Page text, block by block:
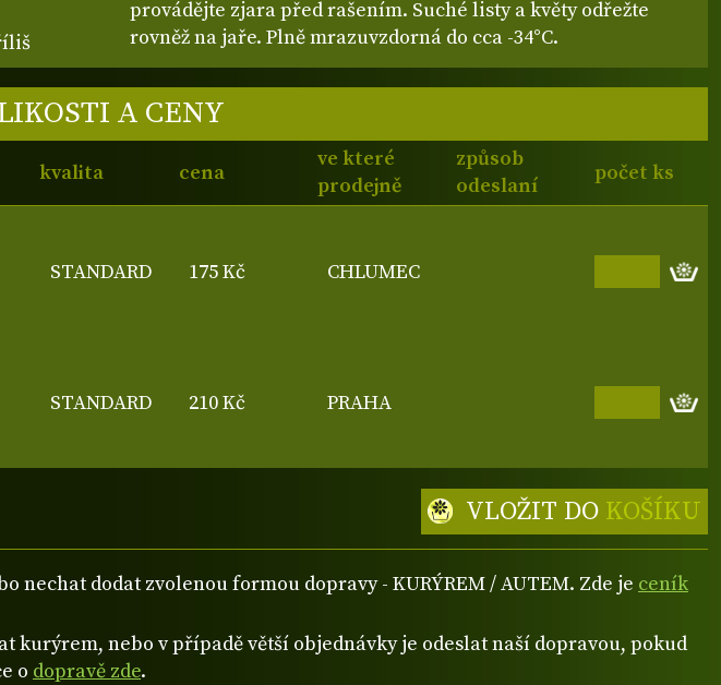
provádějte zjara před rašením. Suché listy a květy odřežte
rovněž na jaře. Plně mrazuvzdorná do cca -34°C.
A CENY
kvalita cena
ve které
prodejně
způsob
odeslaní
počet ks
STANDARD 175 Kč CHLUMEC
STANDARD 210 Kč PRAHA
VLOŽIT DO KOŠÍKU
nechat dodat zvolenou formou dopravy - KURÝREM / AUTEM. Zde je ceník
kurýrem, nebo v případě větší objednávky je odeslat naší dopravou, pokud
o dopravě zde.